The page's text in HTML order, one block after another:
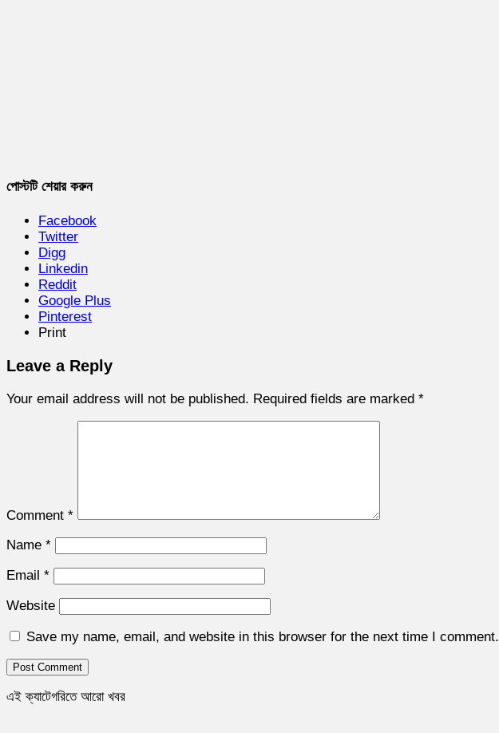
পোস্টটি শেয়ার করুন
Facebook
Twitter
Digg
Linkedin
Reddit
Google Plus
Pinterest
Print
Leave a Reply
Your email address will not be published. Required fields are marked *
Comment *
Name *
Email *
Website
Save my name, email, and website in this browser for the next time I comment.
এই ক্যাটেগরিতে আরো খবর